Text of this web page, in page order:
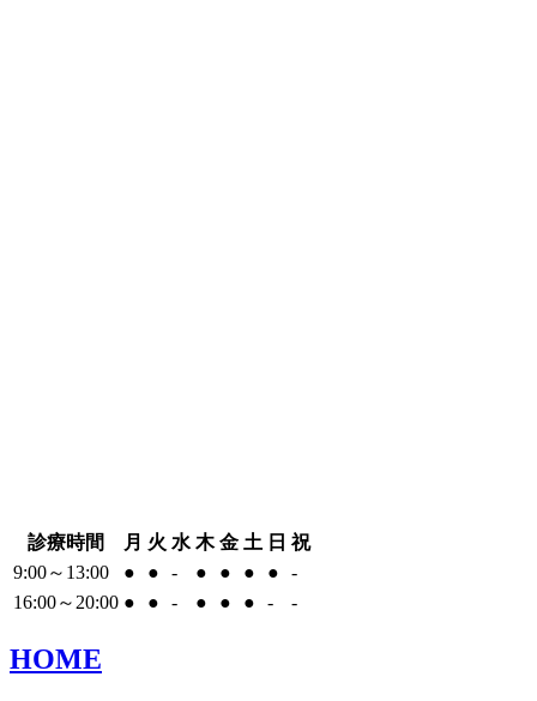
診療時間 月 火 水 木 金 土 日 祝
9:00～13:00
● ● - ● ● ● ●
-
16:00～20:00 ● ● - ● ● ● - -
HOME